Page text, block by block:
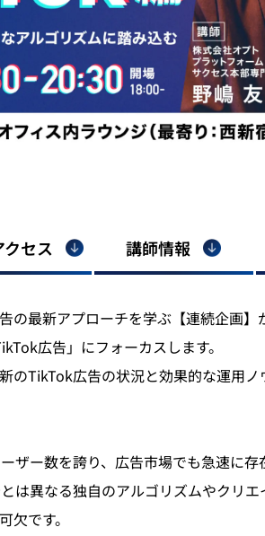
セス 講師情報
の最新アプローチを学ぶ【連続企画】
広告」にフォーカスします。
のTikTok広告の状況と効果的な運用
ザー数を誇り、広告市場でも急速に存
は異なる独自のアルゴリズムやクリエ
です。